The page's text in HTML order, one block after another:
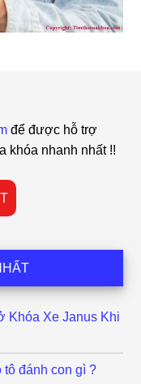
để được hỗ trợ
khóa nhanh nhất !!
Khóa Xe Janus Khi
tô đánh con gì ?